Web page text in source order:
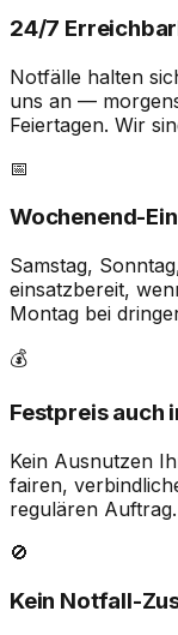
24/7
Notfälle halten
uns an —
Feiertagen. Wir
📅
Wochenend-
Samstag,
einsatzbereit,
Montag bei
💰
Festpreis auch
Kein Ausnutzen
fairen,
regulären
🚫
Kein Notfall-